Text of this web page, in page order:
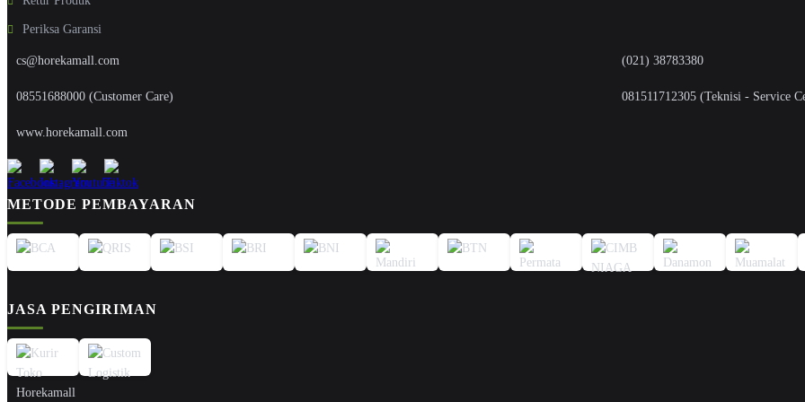
Periksa Garansi
cs@horekamall.com (021) 38783380
08551688000 (Customer Care) 081511712305 (Teknisi - Service
www.horekamall.com
METODE PEMBAYARAN
JASA PENGIRIMAN